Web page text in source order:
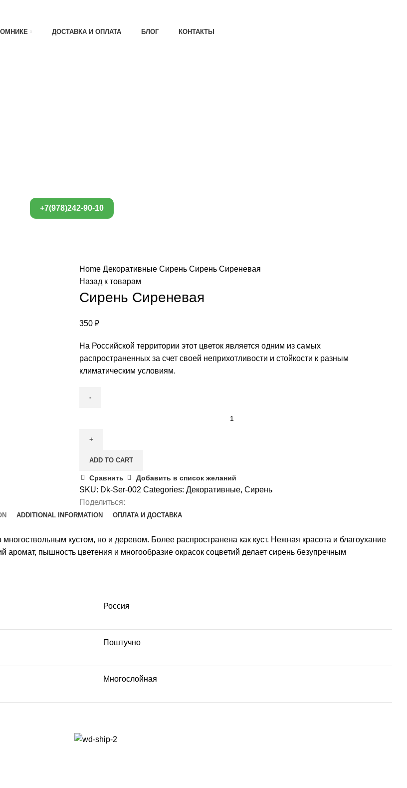
ДОСТАВКА И ОПЛАТА БЛОГ КОНТАКТЫ
+7(978)242-90-10
Home Декоративные Сирень Сирень Сиреневая
Назад к товарам
Сирень Сиреневая
350 ₽
На Российской территории этот цветок является одним из самых
распространенных за счет своей неприхотливости и стойкости к разным
климатическим условиям.
quantity
ADD TO CART
Сравнить Добавить в список желаний
SKU: Dk-Ser-002 Categories: Декоративные, Сирень
Поделиться:
ADDITIONAL INFORMATION ОПЛАТА И ДОСТАВКА
многоствольным кустом, но и деревом. Более распространена как куст. Нежная красота и благоухание
пышность цветения и многообразие окрасок соцветий делает сирень безупречным
Россия
Поштучно
Многослойная